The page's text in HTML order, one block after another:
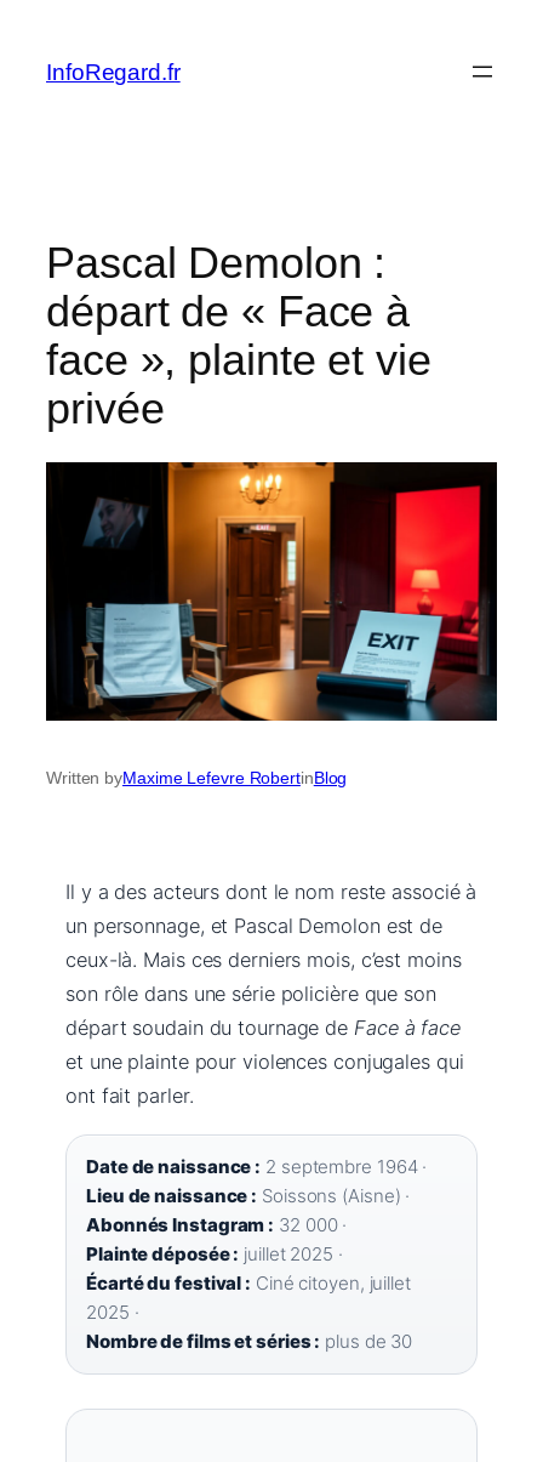
content
InfoRegard.fr
Pascal Demolon :
départ de « Face à
face », plainte et vie
privée
Written byMaxime Lefevre RobertinBlog
Il y a des acteurs dont le nom reste associé à
un personnage, et Pascal Demolon est de
ceux-là. Mais ces derniers mois, c’est moins
son rôle dans une série policière que son
départ soudain du tournage de Face à face
et une plainte pour violences conjugales qui
ont fait parler.
Date de naissance : 2 septembre 1964 ·
Lieu de naissance : Soissons (Aisne) ·
Abonnés Instagram : 32 000 ·
Plainte déposée : juillet 2025 ·
Écarté du festival : Ciné citoyen, juillet
2025 ·
Nombre de films et séries : plus de 30